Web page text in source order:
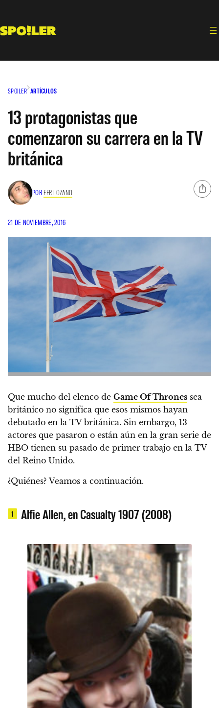
contenido
SPOILER ARTÍCULOS
13 protagonistas que
comenzaron su carrera en la TV
británica
POR FER LOZANO
21 DE NOVIEMBRE, 2016
Que mucho del elenco de Game Of Thrones sea
británico no significa que esos mismos hayan
debutado en la TV británica. Sin embargo, 13
actores que pasaron o están aún en la gran serie de
HBO tienen su pasado de primer trabajo en la TV
del Reino Unido.
¿Quiénes? Veamos a continuación.
1 Alfie Allen, en Casualty 1907 (2008)